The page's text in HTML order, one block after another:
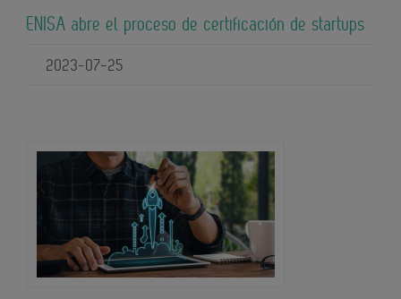
ENISA abre el proceso de certificación de startups
2023-07-25